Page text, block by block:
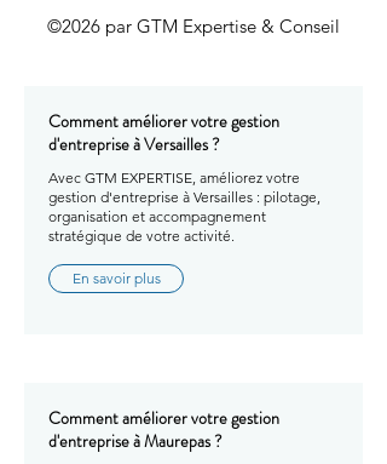
©2026 par GTM Expertise & Conseil
Comment améliorer votre gestion
d'entreprise à Versailles ?
Avec GTM EXPERTISE, améliorez votre
gestion d'entreprise à Versailles : pilotage,
organisation et accompagnement
stratégique de votre activité.
En savoir plus
Comment améliorer votre gestion
d'entreprise à Maurepas ?